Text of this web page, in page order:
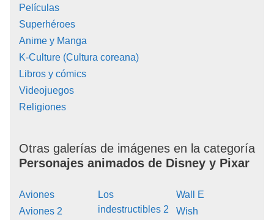
Películas
Superhéroes
Anime y Manga
K-Culture (Cultura coreana)
Libros y cómics
Videojuegos
Religiones
Otras galerías de imágenes en la categoría
Personajes animados de Disney y Pixar
Aviones
Aviones 2
Los
indestructibles 2
Wall E
Wish